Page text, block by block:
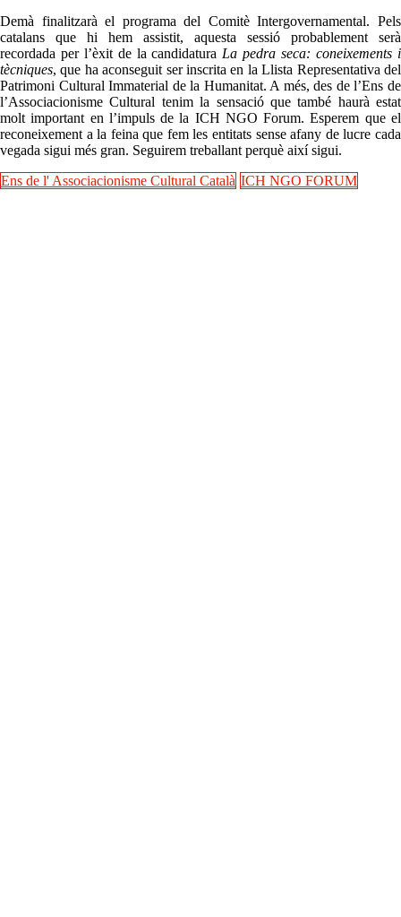
Demà finalitzarà el programa del Comitè Intergovernamental. Pels
catalans que hi hem assistit, aquesta sessió probablement serà
recordada per l’èxit de la candidaturaLa pedra seca: coneixements i
tècniques, que ha aconseguit ser inscrita en la Llista Representativa del
Patrimoni Cultural Immaterial de la Humanitat. A més, des de l’Ens de
l’Associacionisme Cultural tenim la sensació que també haurà estat
molt important en l’impuls de la ICH NGO Forum. Esperem que el
reconeixement a la feina que fem les entitats sense afany de lucre cada
vegada sigui més gran. Seguirem treballant perquè així sigui.
Ens de l' Associacionisme Cultural Català ICH NGO FORUM